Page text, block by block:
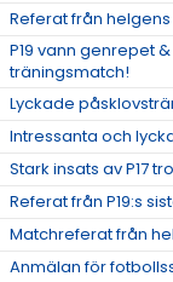
Referat från
P19 vann genrepet
träningsmatch!
Lyckade
Intressanta och
Stark insats av P17
Referat från P19:s
Matchreferat från
Anmälan för